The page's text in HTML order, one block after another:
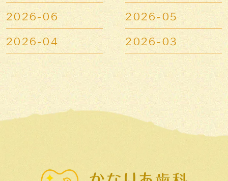
2026-06
2026-05
2026-04
2026-03